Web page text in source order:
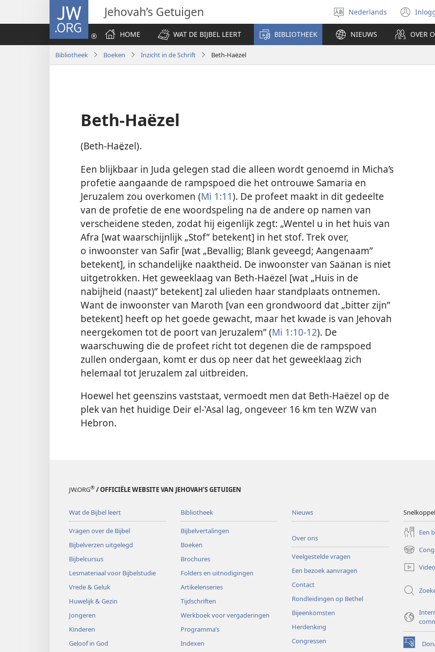
JW.ORG Jehovah’s Getuigen
Taal
selecteren
Nederlands
HOME
WAT DE BIJBEL LEERT BIBLIOTHEEK NIEUWS OVER
Bibliotheek Boeken Inzicht in de Schrift Beth-Haëzel
Beth-Haëzel
(Beth-Haë̱zel).
Een blijkbaar in Juda gelegen stad die alleen wordt genoemd in Micha’s
profetie aangaande de rampspoed die het ontrouwe Samaria en
Jeruzalem zou overkomen (Mi 1:11). De profeet maakt in dit gedeelte
van de profetie de ene woordspeling na de andere op namen van
verscheidene steden, zodat hij eigenlijk zegt: „Wentel u in het huis van
Afra [wat waarschijnlijk „Stof” betekent] in het stof. Trek over,
o inwoonster van Safir [wat „Bevallig; Blank geveegd; Aangenaam”
betekent], in schandelijke naaktheid. De inwoonster van Saänan is niet
uitgetrokken. Het geweeklaag van Beth-Haëzel [wat „Huis in de
nabijheid (naast)” betekent] zal ulieden haar standplaats ontnemen.
Want de inwoonster van Maroth [van een grondwoord dat „bitter zijn”
betekent] heeft op het goede gewacht, maar het kwade is van Jehovah
neergekomen tot de poort van Jeruzalem” (Mi 1:10-12). De
waarschuwing die de profeet richt tot degenen die de rampspoed
zullen ondergaan, komt er dus op neer dat het geweeklaag zich
helemaal tot Jeruzalem zal uitbreiden.
Hoewel het geenszins vaststaat, vermoedt men dat Beth-Haëzel op de
plek van het huidige Deir el-ʽAsal lag, ongeveer 16 km ten WZW van
Hebron.
JW.ORG® / OFFICIËLE WEBSITE VAN JEHOVAH’S GETUIGEN
Wat de Bijbel leert
Vragen over de Bijbel
Bijbelverzen uitgelegd
Bijbelcursus
Lesmateriaal voor Bijbelstudie
Vrede & Geluk
Huwelijk & Gezin
Jongeren
Kinderen
Geloof in God
Bibliotheek
Bijbelvertalingen
Boeken
Brochures
Folders en uitnodigingen
Artikelenseries
Tijdschriften
Werkboek voor vergaderingen
Programma’s
Indexen
Nieuws
Over ons
Veelgestelde vragen
Een bezoek aanvragen
Contact
Rondleidingen op Bethel
Bijeenkomsten
Herdenking
Congressen
Een
(opent
nieuw
venster)
(opent